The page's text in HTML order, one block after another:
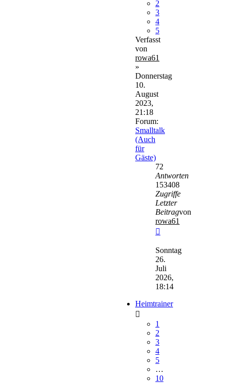
2
3
4
5
Verfasst
von
rowa61
»
Donnerstag
10.
August
2023,
21:18
Forum:
Smalltalk
(Auch
für
Gäste)
72
Antworten
153408
Zugriffe
Letzter
Beitragvon
rowa61
Beitrag
Sonntag
26.
Juli
2026,
18:14
Heimtrainer
1
2
3
4
5
…
10